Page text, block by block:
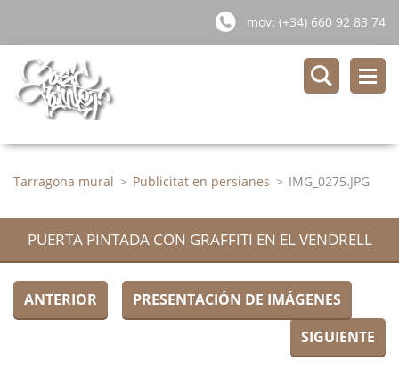
mov: (+34) 660 92 83 74
Tarragona mural > Publicitat en persianes > IMG_0275.JPG
PUERTA PINTADA CON GRAFFITI EN EL VENDRELL
ANTERIOR
PRESENTACIÓN DE IMÁGENES
SIGUIENTE